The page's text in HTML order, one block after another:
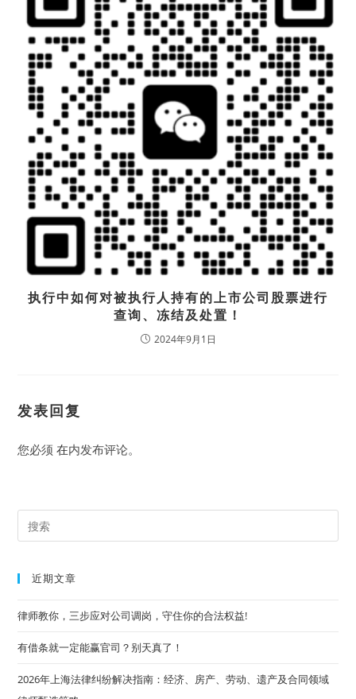
执行中如何对被执行人持有的上市公司股票进行
查询、冻结及处置！
2024年9月1日
发表回复
您必须在内发布评论。
近期文章
律师教你，三步应对公司调岗，守住你的合法权益!
有借条就一定能赢官司？别天真了！
2026年上海法律纠纷解决指南：经济、房产、劳动、遗产及合同领域